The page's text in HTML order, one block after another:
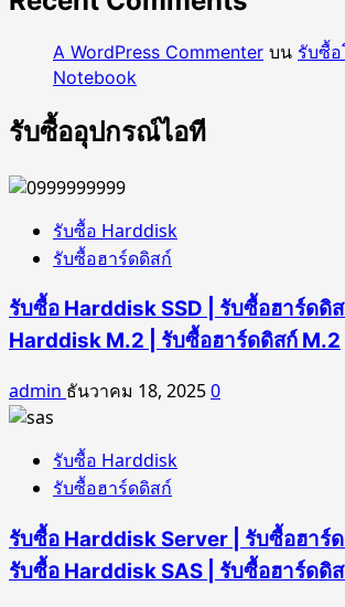
ซื้อ
ออ
ล
วัน
รับ
ซื้อ
ออ
ล
วัน
A WordPress Commenter บน รับซื้
Notebook
รับซื้ออุปกรณ์ไอที
รับซื้อ Harddisk
รับซื้อฮาร์ดดิสก์
รับซื้อ Harddisk SSD | รับซื้อฮาร์ดดิ
Harddisk M.2 | รับซื้อฮาร์ดดิสก์ M.2
admin ธันวาคม 18, 20250
รับซื้อ Harddisk
รับซื้อฮาร์ดดิสก์
รับซื้อ Harddisk Server | รับซื้อฮาร์ด
รับซื้อ Harddisk SAS | รับซื้อฮาร์ดดิ